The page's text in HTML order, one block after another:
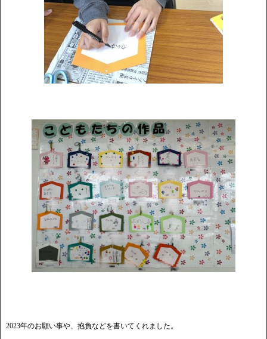
2023年のお願い事や、抱負などを書いてくれました。